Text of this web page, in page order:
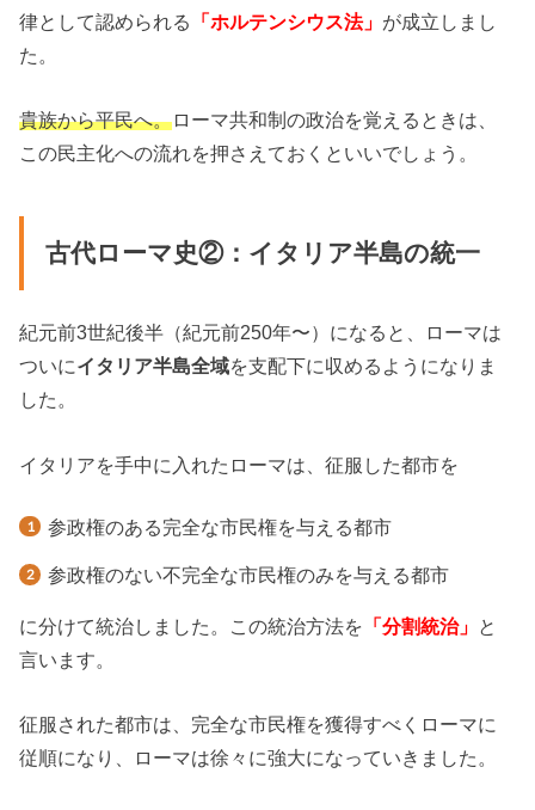
律として認められる
「ホルテンシウス法」 が成立しまし
た。
貴族から平民へ。ローマ共和制の政治を覚えるときは、
この民主化への流れを押さえておくといいでしょう。
古代ローマ史②：イタリア半島の統一
紀元前3世紀後半（紀元前250年〜）になると、ローマは
ついにイタリア半島全域を支配下に収めるようになりま
した。
イタリアを手中に入れたローマは、征服した都市を
参政権のある完全な市民権を与える都市
参政権のない不完全な市民権のみを与える都市
に分けて統治しました。この統治方法を 「分割統治」 と
言います。
征服された都市は、完全な市民権を獲得すべくローマに
従順になり、ローマは徐々に強大になっていきました。